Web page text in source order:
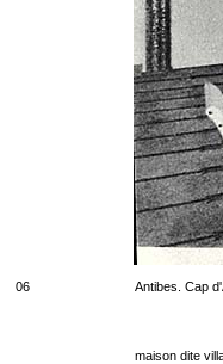
06 Antibes. Cap
maison dite